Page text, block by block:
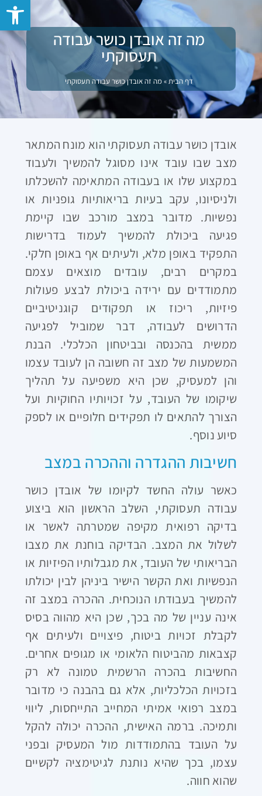
פתח
מה זה אובדן כושר עבודה
תעסוקתי
דף הבית»מה זה אובדן כושר עבודה תעסוקתי
אובדן כושר עבודה תעסוקתי הוא מונח המתאר
מצב שבו עובד אינו מסוגל להמשיך ולעבוד
במקצוע שלו או בעבודה המתאימה להשכלתו
ולניסיונו, עקב בעיות בריאותיות גופניות או
נפשיות. מדובר במצב מורכב שבו קיימת
פגיעה ביכולת להמשיך לעמוד בדרישות
התפקיד באופן מלא, ולעיתים אף באופן חלקי.
במקרים רבים, עובדים מוצאים עצמם
מתמודדים עם ירידה ביכולת לבצע פעולות
פיזיות, ריכוז או תפקודים קוגניטיביים
הדרושים לעבודה, דבר שמוביל לפגיעה
ממשית בהכנסה ובביטחון הכלכלי. הבנת
המשמעות של מצב זה חשובה הן לעובד עצמו
והן למעסיק, שכן היא משפיעה על תהליך
שיקומו של העובד, על זכויותיו החוקיות ועל
הצורך להתאים לו תפקידים חלופיים או לספק
סיוע נוסף.
חשיבות ההגדרה וההכרה במצב
כאשר עולה החשד לקיומו של אובדן כושר
עבודה תעסוקתי, השלב הראשון הוא ביצוע
בדיקה רפואית מקיפה שמטרתה לאשר או
לשלול את המצב. הבדיקה בוחנת את מצבו
הבריאותי של העובד, את מגבלותיו הפיזיות או
הנפשיות ואת הקשר הישיר ביניהן לבין יכולתו
להמשיך בעבודתו הנוכחית. ההכרה במצב זה
אינה עניין של מה בכך, שכן היא מהווה בסיס
לקבלת זכויות ביטוח, פיצויים ולעיתים אף
קצבאות מהביטוח הלאומי או מגופים אחרים.
החשיבות בהכרה הרשמית טמונה לא רק
בזכויות הכלכליות, אלא גם בהבנה כי מדובר
במצב רפואי אמיתי המחייב התייחסות, ליווי
ותמיכה. ברמה האישית, ההכרה יכולה להקל
על העובד בהתמודדות מול המעסיק ובפני
עצמו, בכך שהיא נותנת לגיטימציה לקשיים
שהוא חווה.